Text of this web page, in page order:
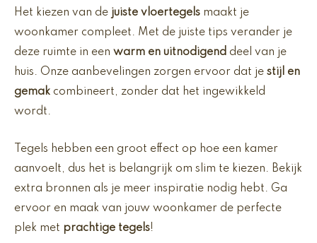
Het kiezen van de juiste vloertegels maakt je
woonkamer compleet. Met de juiste tips verander je
deze ruimte in een warm en uitnodigend deel van je
huis. Onze aanbevelingen zorgen ervoor dat je stijl en
gemak combineert, zonder dat het ingewikkeld
wordt.
Tegels hebben een groot effect op hoe een kamer
aanvoelt, dus het is belangrijk om slim te kiezen. Bekijk
extra bronnen als je meer inspiratie nodig hebt. Ga
ervoor en maak van jouw woonkamer de perfecte
plek met prachtige tegels!